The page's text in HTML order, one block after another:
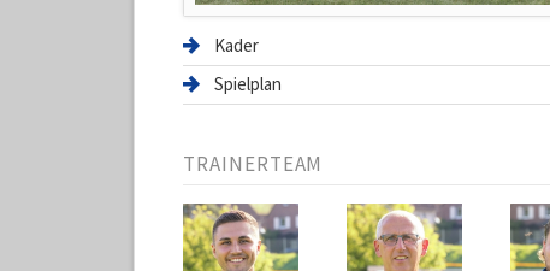
Kader
Spielplan
TRAINERTEAM